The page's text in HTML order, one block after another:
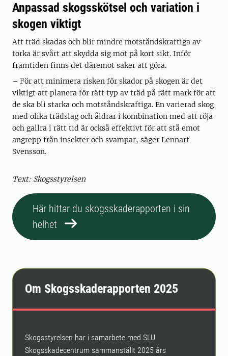
Anpassad skogsskötsel och variation i
skogen viktigt
Att träd skadas och blir mindre motståndskraftiga av
torka är svårt att skydda sig mot på kort sikt. Inför
framtiden finns det däremot saker att göra.
– För att minimera risken för skador på skogen är det
viktigt att planera för rätt typ av träd på rätt mark för att
de ska bli starka och motståndskraftiga. En varierad skog
med olika trädslag och åldrar i kombination med att röja
och gallra i rätt tid är också effektivt för att stå emot
angrepp från insekter och svampar, säger Lennart
Svensson.
Text: Skogsstyrelsen
Här hittar du skogsskaderapporten i sin
helhet
Om Skogsskaderapporten 2025
Skogsstyrelsen har i samarbete med SLU
Skogsskadecentrum sammanställt 2025 års